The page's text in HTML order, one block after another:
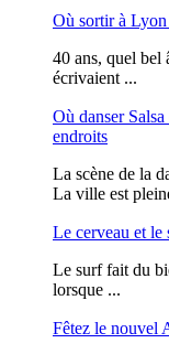
Où sortir à Lyon
40 ans, quel bel
écrivaient ...
Où danser
endroits
La scène de la
La ville est
Le cerveau et le
Le surf fait du
lorsque ...
Fêtez le nouvel